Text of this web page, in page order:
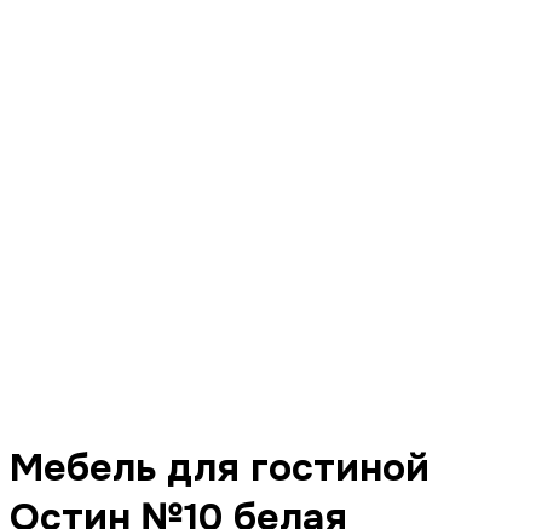
Мебель для гостиной
Остин №10 белая